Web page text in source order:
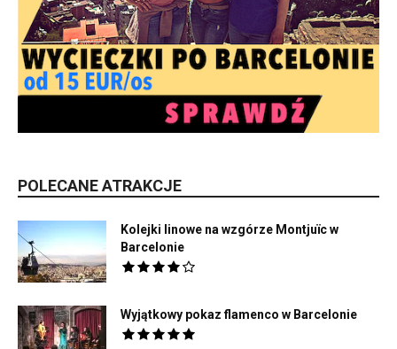
POLECANE ATRAKCJE
Kolejki linowe na wzgórze Montjuïc w
Barcelonie
Wyjątkowy pokaz flamenco w Barcelonie